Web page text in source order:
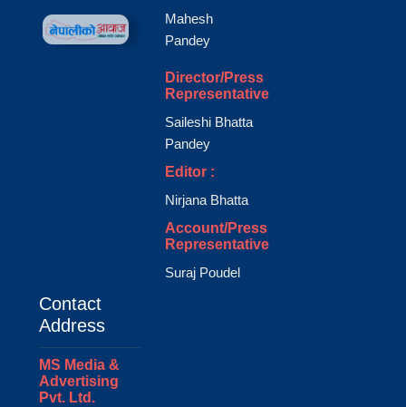
Mahesh
Pandey
Director/Press
Representative
Saileshi Bhatta
Pandey
Editor :
Nirjana Bhatta
Account/Press
Representative
Suraj Poudel
Contact
Address
MS Media &
Advertising
Pvt. Ltd.